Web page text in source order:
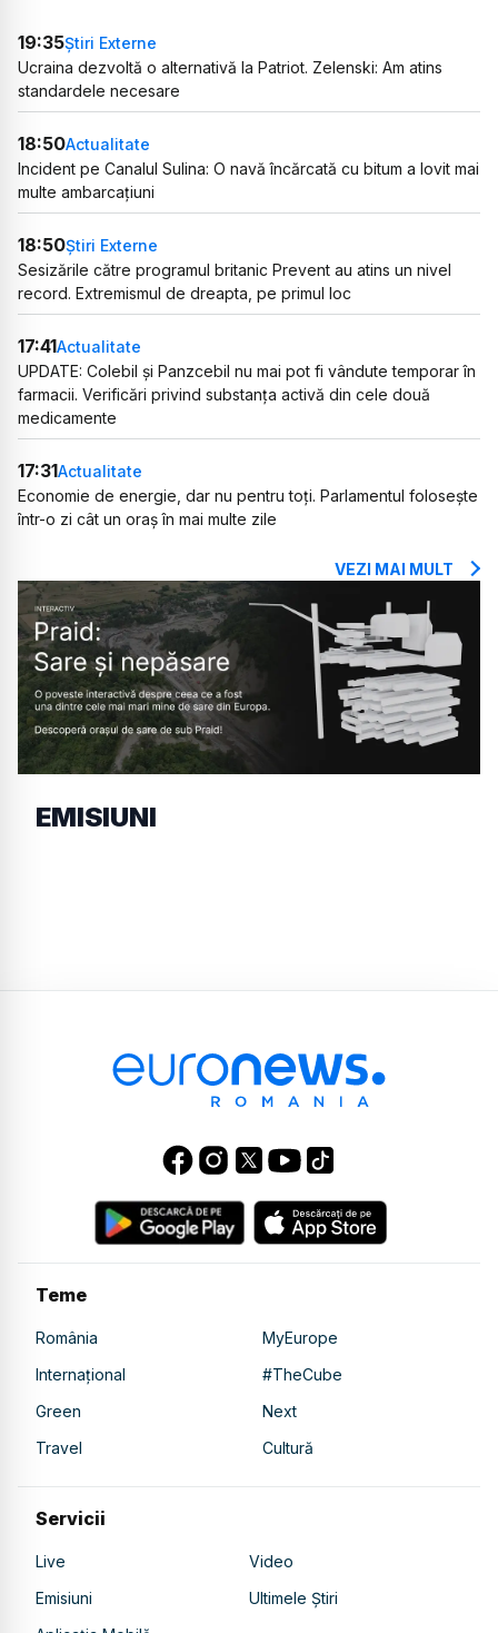
19:35Știri Externe
Ucraina dezvoltă o alternativă la Patriot. Zelenski: Am atins
standardele necesare
18:50Actualitate
Incident pe Canalul Sulina: O navă încărcată cu bitum a lovit mai
multe ambarcațiuni
18:50Știri Externe
Sesizările către programul britanic Prevent au atins un nivel
record. Extremismul de dreapta, pe primul loc
17:41Actualitate
UPDATE: Colebil și Panzcebil nu mai pot fi vândute temporar în
farmacii. Verificări privind substanța activă din cele două
medicamente
17:31Actualitate
Economie de energie, dar nu pentru toți. Parlamentul folosește
într-o zi cât un oraș în mai multe zile
VEZI MAI MULT
EMISIUNI
Teme
România
MyEurope
Internațional
#TheCube
Green
Next
Travel
Cultură
Servicii
Live
Video
Emisiuni
Ultimele Știri